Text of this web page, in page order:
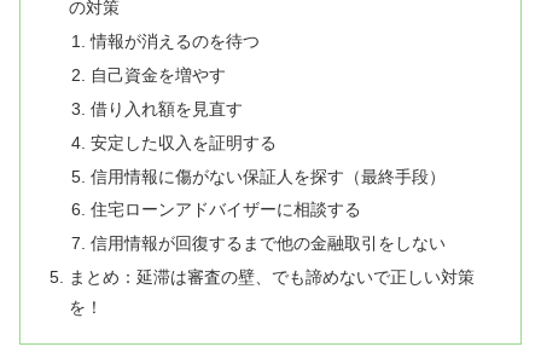
の対策
情報が消えるのを待つ
自己資金を増やす
借り入れ額を見直す
安定した収入を証明する
信用情報に傷がない保証人を探す（最終手段）
住宅ローンアドバイザーに相談する
信用情報が回復するまで他の金融取引をしない
まとめ：延滞は審査の壁、でも諦めないで正しい対策
を！